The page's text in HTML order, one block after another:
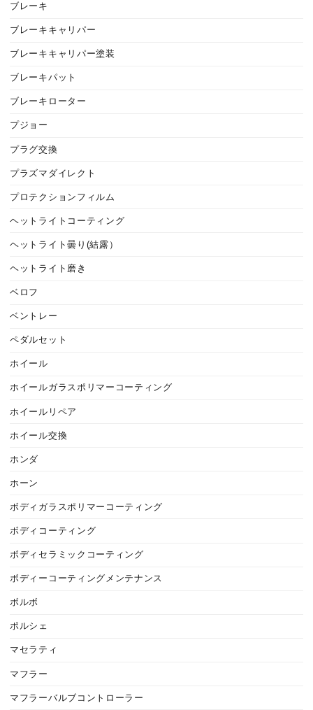
ブレーキ
ブレーキキャリパー
ブレーキキャリパー塗装
ブレーキパット
ブレーキローター
プジョー
プラグ交換
プラズマダイレクト
プロテクションフィルム
ヘットライトコーティング
ヘットライト曇り(結露）
ヘットライト磨き
ベロフ
ベントレー
ペダルセット
ホイール
ホイールガラスポリマーコーティング
ホイールリペア
ホイール交換
ホンダ
ホーン
ボディガラスポリマーコーティング
ボディコーティング
ボディセラミックコーティング
ボディーコーティングメンテナンス
ボルボ
ポルシェ
マセラティ
マフラー
マフラーバルブコントローラー